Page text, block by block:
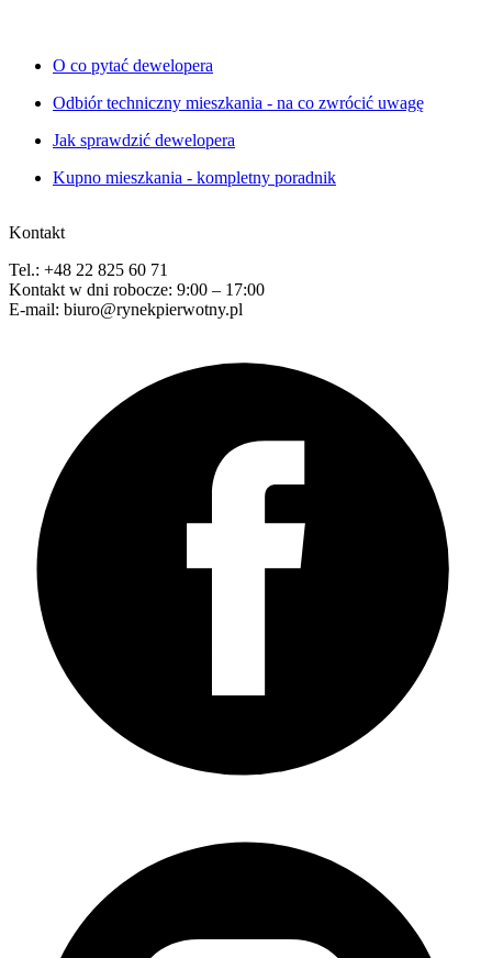
O co pytać dewelopera
Odbiór techniczny mieszkania - na co zwrócić uwagę
Jak sprawdzić dewelopera
Kupno mieszkania - kompletny poradnik
Kontakt
Tel.: +48 22 825 60 71
Kontakt w dni robocze: 9:00 – 17:00
E-mail: biuro@rynekpierwotny.pl